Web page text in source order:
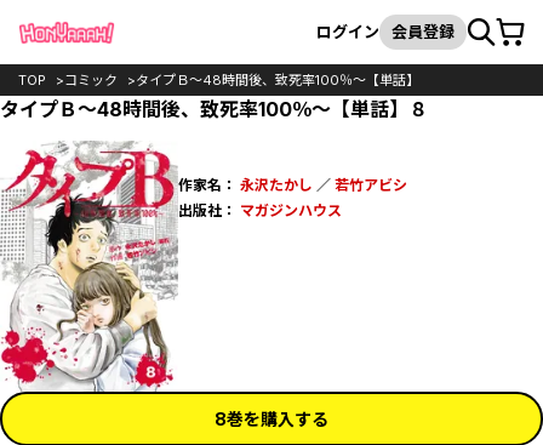
検索
ログイン 会員登録カート
TOP コミック タイプＢ～48時間後、致死率100％～【単話】
タイプＢ～48時間後、致死率100％～【単話】８
作家名： 永沢たかし ／ 若竹アビシ
出版社： マガジンハウス
8巻を購入する